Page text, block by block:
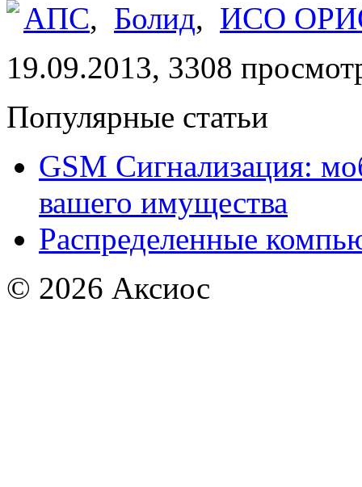
АПС, Болид, ИСО
19.09.2013, 3308
Популярные статьи
GSM Сигнализация:
вашего имущества
Распределенные
© 2026 Аксиос